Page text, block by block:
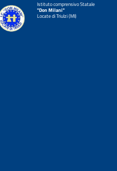
Istituto comprensivo Statale
"Don Milani"
Locate di Triulzi (MI)